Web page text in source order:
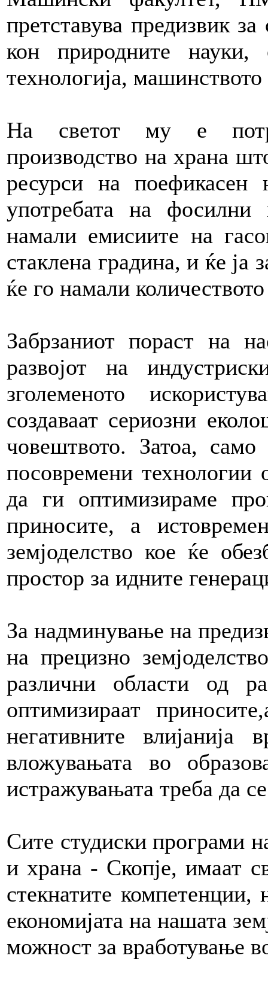
претставува предизвик
кон природните науки,
технологија,
На светот му е
производство на храна
ресурси на
употребата на
намали емисиите на
стаклена градина, и ќе ја
ќе го намали
Забрзаниот пораст на
развојот на
зголеменото
создаваат сериозни
човештвото. Затоа,
посовремени
да ги оптимизираме
приносите, а
земјоделство кое ќе
простор за идните
За надминување на
на прецизно
различни области од
оптимизираат
негативните влијанија
вложувањата во
истражувањата треба да
Сите студиски програми
и храна - Скопје, имаат
стекнатите
економијата на нашата
можност за вработување